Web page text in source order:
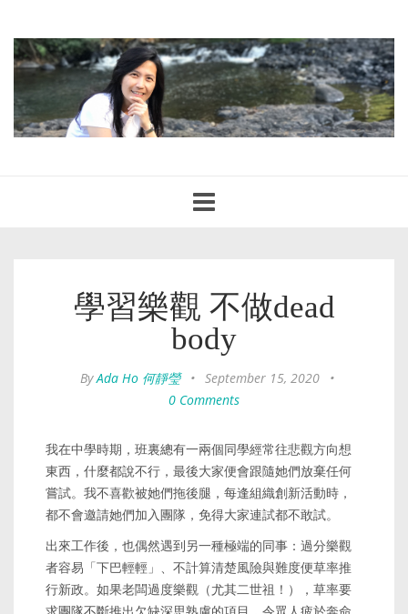
navigation
學習樂觀 不做dead
body
ByAda Ho 何靜瑩 • September 15, 2020
•
0 Comments
我在中學時期，班裏總有一兩個同學經常往悲觀方向想
東西，什麼都說不行，最後大家便會跟隨她們放棄任何
嘗試。我不喜歡被她們拖後腿，每逢組織創新活動時，
都不會邀請她們加入團隊，免得大家連試都不敢試。
出來工作後，也偶然遇到另一種極端的同事：過分樂觀
者容易「下巴輕輕」、不計算清楚風險與難度便草率推
行新政。如果老闆過度樂觀（尤其二世祖！），草率要